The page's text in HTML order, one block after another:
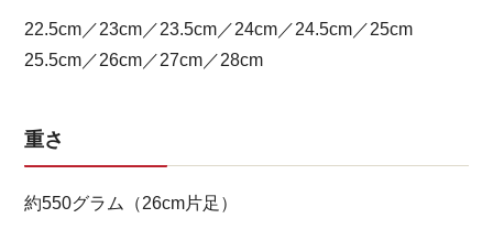
22.5cm／23cm／23.5cm／24cm／24.5cm／25cm
25.5cm／26cm／27cm／28cm
重さ
約550グラム（26cm片足）